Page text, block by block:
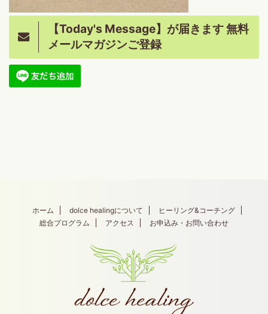
【Today's Message】が届きます 無料
メールマガジンご登録
ホーム dolce healingについて
ヒーリング&コーチング
総合プログラム
アクセス お申込み・お問い合わせ